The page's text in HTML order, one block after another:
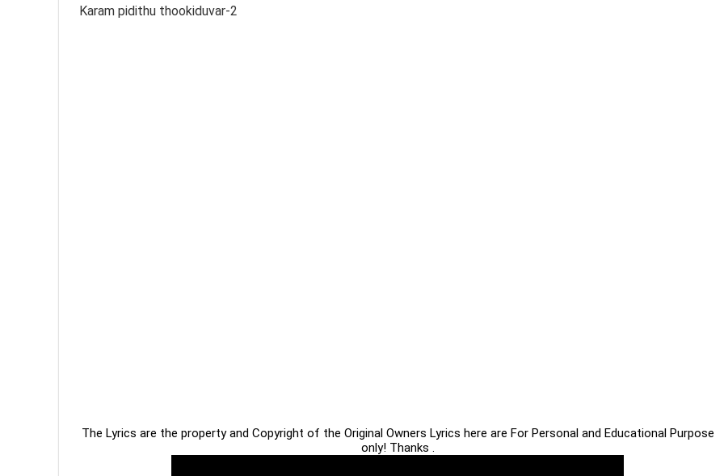
Karam pidithu thookiduvar-2
The Lyrics are the property and Copyright of the Original Owners Lyrics here are For Personal and Educational Purpose
only! Thanks .